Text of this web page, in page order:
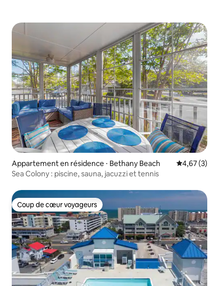
Appartement en résidence ⋅ Bethany Beach Évaluation
4,67 (3)
Sea Colony : piscine, sauna, jacuzzi et tennis
Coup de cœur voyageurs
Coup de cœur voyageurs